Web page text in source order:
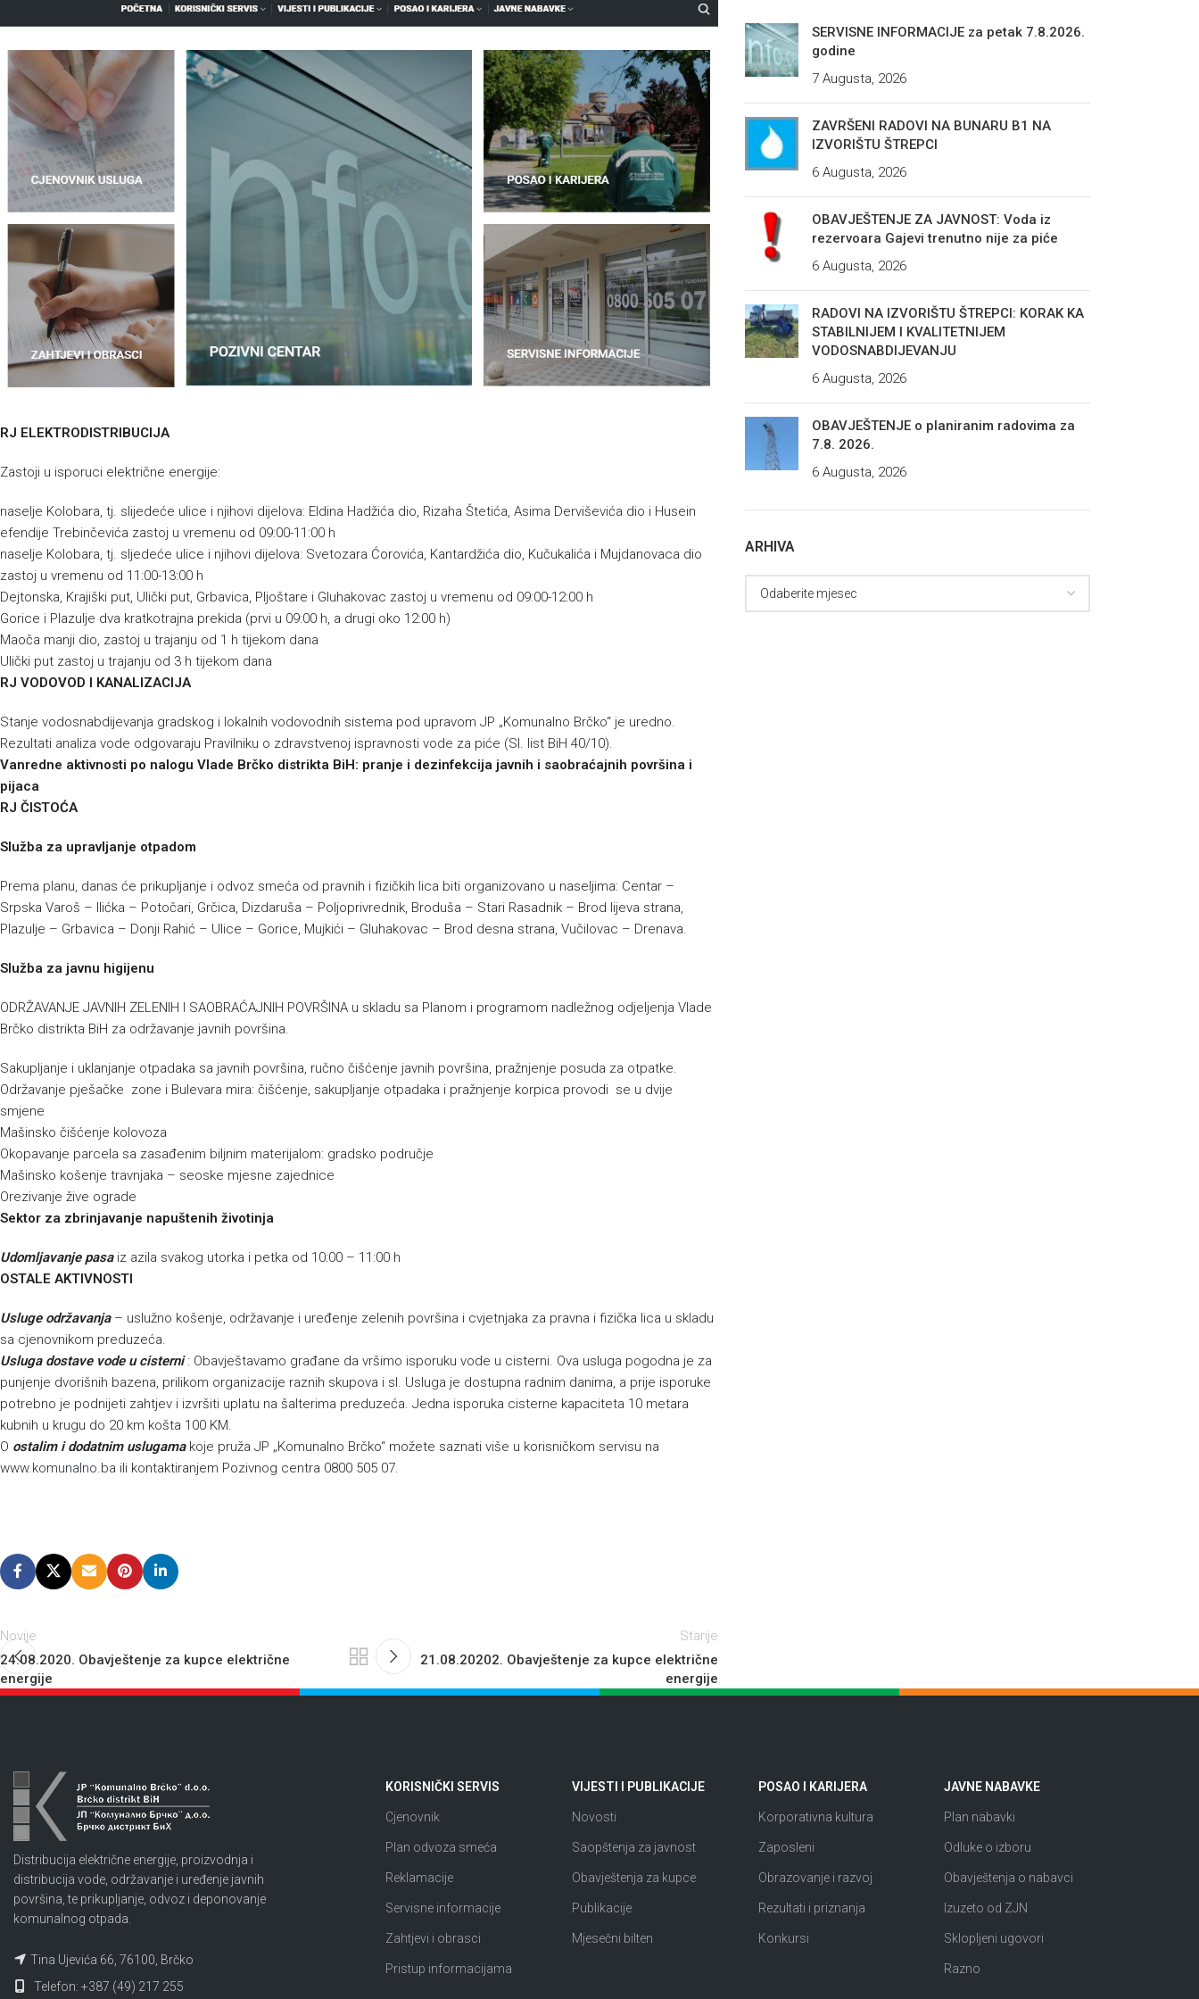
RJ ELEKTRODISTRIBUCIJA
Zastoji u isporuci električne energije:
naselje Kolobara, tj. slijedeće ulice i njihovi dijelova: Eldina Hadžića dio, Rizaha Štetića, Asima Derviševića dio i Husein
efendije Trebinčevića zastoj u vremenu od 09:00-11:00 h
naselje Kolobara, tj. sljedeće ulice i njihovi dijelova: Svetozara Ćorovića, Kantardžića dio, Kučukalića i Mujdanovaca dio
zastoj u vremenu od 11:00-13:00 h
Dejtonska, Krajiški put, Ulički put, Grbavica, Pljoštare i Gluhakovac zastoj u vremenu od 09:00-12:00 h
Gorice i Plazulje dva kratkotrajna prekida (prvi u 09:00 h, a drugi oko 12:00 h)
Maoča manji dio, zastoj u trajanju od 1 h tijekom dana
Ulički put zastoj u trajanju od 3 h tijekom dana
RJ VODOVOD I KANALIZACIJA
Stanje vodosnabdijevanja gradskog i lokalnih vodovodnih sistema pod upravom JP „Komunalno Brčko“ je uredno.
Rezultati analiza vode odgovaraju Pravilniku o zdravstvenoj ispravnosti vode za piće (Sl. list BiH 40/10).
Vanredne aktivnosti po nalogu Vlade Brčko distrikta BiH: pranje i dezinfekcija javnih i saobraćajnih površina i
pijaca
RJ ČISTOĆA
Služba za upravljanje otpadom
Prema planu, danas će prikupljanje i odvoz smeća od pravnih i fizičkih lica biti organizovano u naseljima: Centar –
Srpska Varoš – Ilićka – Potočari, Grčica, Dizdaruša – Poljoprivrednik, Broduša – Stari Rasadnik – Brod lijeva strana,
Plazulje – Grbavica – Donji Rahić – Ulice – Gorice, Mujkići – Gluhakovac – Brod desna strana, Vučilovac – Drenava.
Služba za javnu higijenu
ODRŽAVANJE JAVNIH ZELENIH I SAOBRAĆAJNIH POVRŠINA u skladu sa Planom i programom nadležnog odjeljenja Vlade
Brčko distrikta BiH za održavanje javnih površina.
Sakupljanje i uklanjanje otpadaka sa javnih površina, ručno čišćenje javnih površina, pražnjenje posuda za otpatke.
Održavanje pješačke zone i Bulevara mira: čišćenje, sakupljanje otpadaka i pražnjenje korpica provodi se u dvije
smjene
Mašinsko čišćenje kolovoza
Okopavanje parcela sa zasađenim biljnim materijalom: gradsko područje
Mašinsko košenje travnjaka – seoske mjesne zajednice
Orezivanje žive ograde
Sektor za zbrinjavanje napuštenih životinja
Udomljavanje pasaiz azila svakog utorka i petka od 10:00 – 11:00 h
OSTALE AKTIVNOSTI
Usluge održavanja– uslužno košenje, održavanje i uređenje zelenih površina i cvjetnjaka za pravna i fizička lica u skladu
sa cjenovnikom preduzeća.
Usluga dostave vode u cisterni: Obavještavamo građane da vršimo isporuku vode u cisterni. Ova usluga pogodna je za
punjenje dvorišnih bazena, prilikom organizacije raznih skupova i sl. Usluga je dostupna radnim danima, a prije isporuke
potrebno je podnijeti zahtjev i izvršiti uplatu na šalterima preduzeća. Jedna isporuka cisterne kapaciteta 10 metara
kubnih u krugu do 20 km košta 100 KM.
O ostalim i dodatnim uslugamakoje pruža JP „Komunalno Brčko“ možete saznati više u korisničkom servisu na
www.komunalno.ba ili kontaktiranjem Pozivnog centra 0800 505 07.
Novije
24.08.2020. Obavještenje za kupce električne
energije
Starije
21.08.20202. Obavještenje za kupce električne
energije
SERVISNE INFORMACIJE za petak 7.8.2026.
godine
7 Augusta, 2026
ZAVRŠENI RADOVI NA BUNARU B1 NA
IZVORIŠTU ŠTREPCI
6 Augusta, 2026
OBAVJEŠTENJE ZA JAVNOST: Voda iz
rezervoara Gajevi trenutno nije za piće
6 Augusta, 2026
RADOVI NA IZVORIŠTU ŠTREPCI: KORAK KA
STABILNIJEM I KVALITETNIJEM
VODOSNABDIJEVANJU
6 Augusta, 2026
OBAVJEŠTENJE o planiranim radovima za
7.8. 2026.
6 Augusta, 2026
ARHIVA
Distribucija električne energije, proizvodnja i
distribucija vode, održavanje i uređenje javnih
površina, te prikupljanje, odvoz i deponovanje
komunalnog otpada.
Tina Ujevića 66, 76100, Brčko
Telefon: +387 (49) 217 255
KORISNIČKI SERVIS
Cjenovnik
Plan odvoza smeća
Reklamacije
Servisne informacije
Zahtjevi i obrasci
Pristup informacijama
VIJESTI I PUBLIKACIJE
Novosti
Saopštenja za javnost
Obavještenja za kupce
Publikacije
Mjesečni bilten
POSAO I KARIJERA
Korporativna kultura
Zaposleni
Obrazovanje i razvoj
Rezultati i priznanja
Konkursi
JAVNE NABAVKE
Plan nabavki
Odluke o izboru
Obavještenja o nabavci
Izuzeto od ZJN
Sklopljeni ugovori
Razno